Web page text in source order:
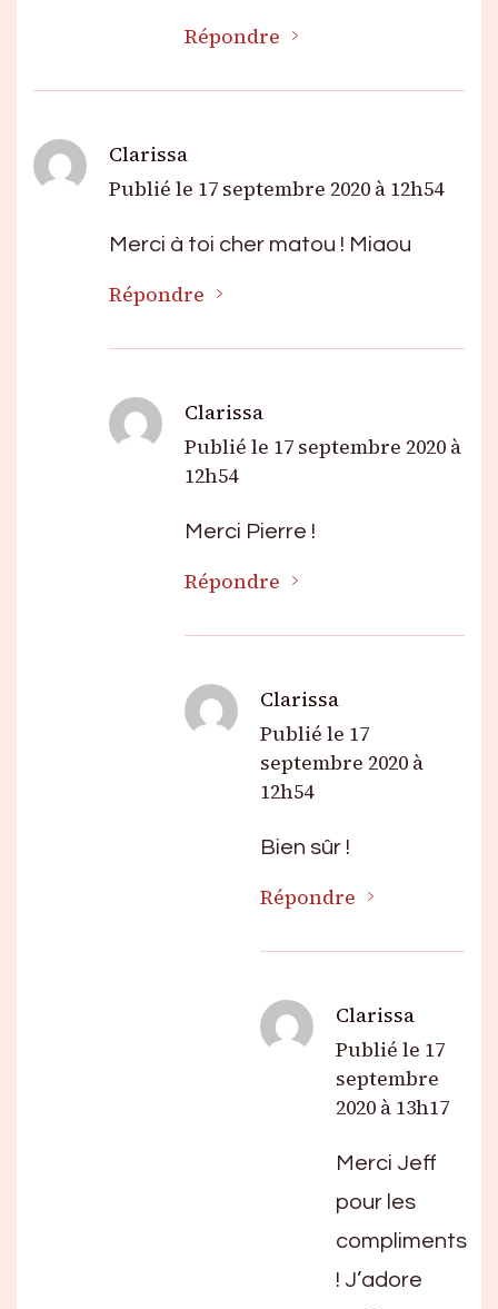
Répondre
Clarissa
Publié le 17 septembre 2020 à 12h54
Merci à toi cher matou ! Miaou
Répondre
Clarissa
Publié le 17 septembre 2020 à
12h54
Merci Pierre !
Répondre
Clarissa
Publié le 17
septembre 2020 à
12h54
Bien sûr !
Répondre
Clarissa
Publié le 17
septembre
2020 à 13h17
Merci Jeff
pour les
compliments
! J’adore